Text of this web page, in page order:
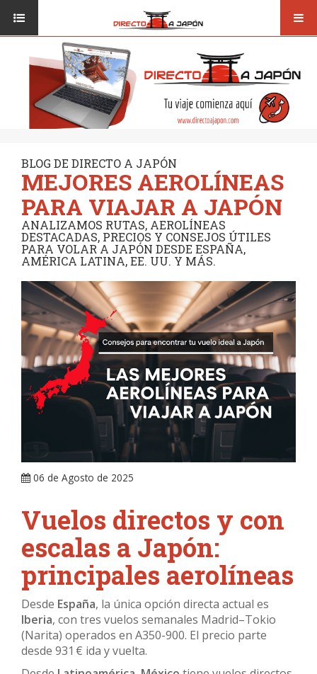
CONSEJOS
DESTINOS
RESTAURANTES
SEGUROS
ISI JAPANESE LANGUAGE SCHOOL
BLOG DE DIRECTO A JAPÓN
MEJORES AEROLÍNEAS
PARA VIAJAR A JAPÓN
ANALIZAMOS RUTAS, AEROLÍNEAS
DESTACADAS, PRECIOS Y CONSEJOS ÚTILES
PARA VOLAR A JAPÓN DESDE ESPAÑA,
AMÉRICA LATINA, EE. UU. Y MÁS.
06 de Agosto de 2025
Vuelos directos y con
escalas a Japón:
principales aerolíneas
Desde España, la única opción directa actual es
Iberia, con tres vuelos semanales Madrid–Tokio
(Narita) operados en A350-900. El precio parte
desde 931 € ida y vuelta.
VIAJAR A JAPÓN
VUELOS
TRANSPORTE
DESTINOS
RUTAS / MAPAS
CULTURA
RESTAURANTES
SEGUROS
ARRAY